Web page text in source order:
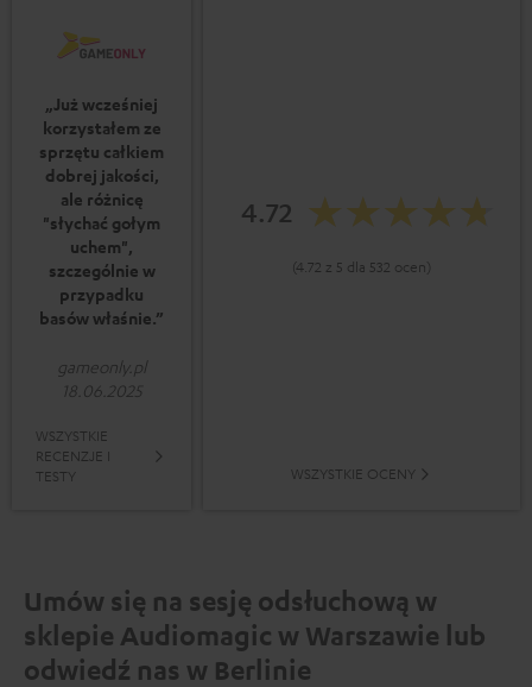
„Już wcześniej
korzystałem ze
sprzętu całkiem
dobrej jakości,
ale różnicę
"słychać gołym
uchem",
szczególnie w
przypadku
basów właśnie.”
gameonly.pl
18.06.2025
WSZYSTKIE
RECENZJE I
TESTY
4.72
(4.72 z 5 dla 532 ocen)
WSZYSTKIE OCENY
Umów się na sesję odsłuchową w
sklepie Audiomagic w Warszawie lub
odwiedź nas w Berlinie